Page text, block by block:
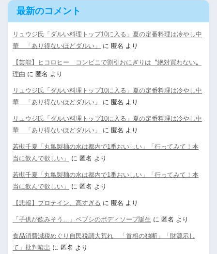
最新のコメント
リュウジ氏「ダルい料理トップ10に入る」夏の定番料理は冷やし中
華 「あり得ないほどダルい」
に 匿名 より
【芸能】ヒコロヒー コンビニで割引おにぎりは〝絶対買わない〟
理由 に 匿名 より
リュウジ氏「ダルい料理トップ10に入る」夏の定番料理は冷やし中
華 「あり得ないほどダルい」
に 匿名 より
リュウジ氏「ダルい料理トップ10に入る」夏の定番料理は冷やし中
華 「あり得ないほどダルい」
に 匿名 より
若槻千夏「丸亀製麺の水は都内で1番おいしい」「行ってみて！本
当に飲んで欲しい」
に 匿名 より
若槻千夏「丸亀製麺の水は都内で1番おいしい」「行ってみて！本
当に飲んで欲しい」
に 匿名 より
【悲報】プロテイン、高すぎる に 匿名 より
「子供が飲みそう…」ペプシのボディソープ誕生 に 匿名 より
食品消費減税めぐり自民税調大荒れ 「首相の独断」「財源示し
て」批判噴出 に 匿名 より